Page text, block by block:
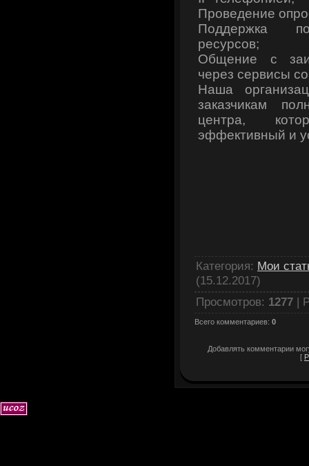
Проведение
Поддержка
ресурсов;
Общение с
через сервисы
Наша
заказчикам
центра,
эффективный и
Категория: Мои
(15.12.2017)
Просмотров: 1277 |
Всего комментариев: 0
Добавлять комментарии
[